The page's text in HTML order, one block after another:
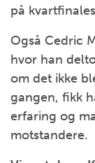
på
Også Cedric
hvor han
om det ikke
gangen, fikk
erfaring og
motstandere.